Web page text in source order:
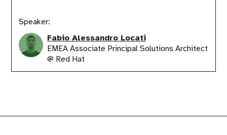
Speaker:
Fabio Alessandro Locati
EMEA Associate Principal Solutions Architect
@ Red Hat